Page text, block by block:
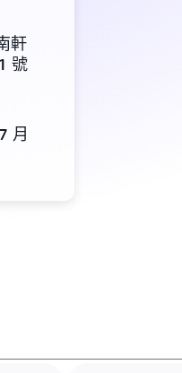
軒
號
月